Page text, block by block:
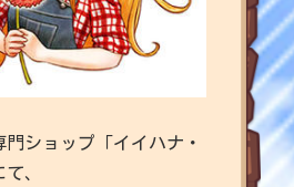
ショップ「イイハナ・
、